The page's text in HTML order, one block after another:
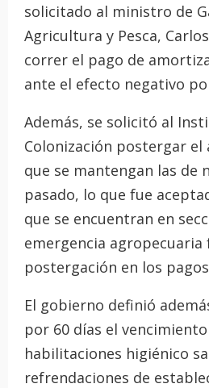
solicitado al ministro de
Agricultura y Pesca,
correr el pago de
ante el efecto negativo
Además, se solicitó al
Colonización postergar
que se mantengan las de
pasado, lo que fue
que se encuentran en
emergencia
postergación en los
El gobierno definió
por 60 días el
habilitaciones higiénico
refrendaciones de